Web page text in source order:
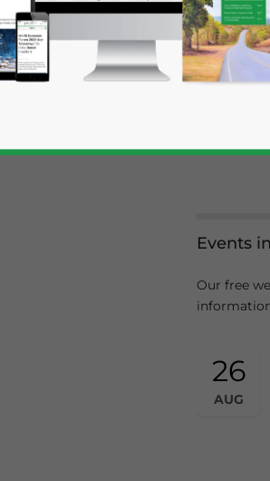
their
Events
Our free
26
AUG
Statement for this website. Please send me business news and updates